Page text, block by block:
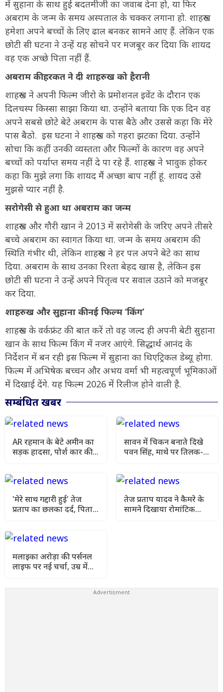
में सुहाना के साथ हुई बदतमीजी का जवाब देना हो, या फिर
अबराम के जन्म के समय अस्पताल के चक्कर लगाना हो. शाहरुख
हमेशा अपने बच्चों के लिए ढाल बनकर सामने आए हैं. लेकिन एक
छोटी सी घटना ने उन्हें यह सोचने पर मजबूर कर दिया कि शायद
वह एक अच्छे पिता नहीं हैं.
अबराम की हरकत ने दी शाहरुख को हैरानी
शाहरुख ने अपनी फिल्म जीरो के प्रमोशनल इवेंट के दौरान एक
दिलचस्प किस्सा साझा किया था. उन्होंने बताया कि एक दिन वह
अपने सबसे छोटे बेटे अबराम के पास बैठे और उससे कहा कि मेरे
पास बैठो. इस घटना ने शाहरुख को गहरा झटका दिया. उन्होंने
सोचा कि कहीं उनकी व्यस्तता और फिल्मों के कारण वह अपने
बच्चों को पर्याप्त समय नहीं दे पा रहे हैं. शाहरुख ने भावुक होकर
कहा कि मुझे लगा कि शायद मैं अच्छा बाप नहीं हूं. शायद उसे
मुझसे प्यार नहीं है.
सरोगेसी से हुआ था अबराम का जन्म
शाहरुख और गौरी खान ने 2013 में सरोगेसी के जरिए अपने तीसरे
बच्चे अबराम का स्वागत किया था. जन्म के समय अबराम की
स्थिति गंभीर थी, लेकिन शाहरुख ने हर पल अपने बेटे का साथ
दिया. अबराम के साथ उनका रिश्ता बेहद खास है, लेकिन इस
छोटी सी घटना ने उन्हें अपने पितृत्व पर सवाल उठाने को मजबूर
कर दिया.
शाहरुख और सुहाना की नई फिल्म ‘किंग’
शाहरुख के वर्कफ्रंट की बात करें तो वह जल्द ही अपनी बेटी सुहाना
खान के साथ फिल्म किंग में नजर आएंगे. सिद्धार्थ आनंद के
निर्देशन में बन रही इस फिल्म में सुहाना का थिएट्रिकल डेब्यू होगा.
फिल्म में अभिषेक बच्चन और अभय वर्मा भी महत्वपूर्ण भूमिकाओं
में दिखाई देंगे. यह फिल्म 2026 में रिलीज होने वाली है.
सम्बंधित खबर
AR रहमान के बेटे अमीन का
सड़क हादसा, पोर्श कार की
सावन में चिकन बनाते दिखे
पवन सिंह, माथे पर तिलक-
'मेरे साथ गद्दारी हुई' तेज
प्रताप का छलका दर्द, पिता
तेज प्रताप यादव ने कैमरे के
सामने दिखाया रोमांटिक
मलाइका अरोड़ा की पर्सनल
लाइफ पर नई चर्चा, उम्र में